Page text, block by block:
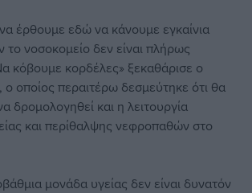
έρθουμε εδώ να κάνουμε εγκαίνια
το νοσοκομείο δεν είναι πλήρως
κόβουμε κορδέλες» ξεκαθάρισε ο
οποίος περαιτέρω δεσμεύτηκε ότι θα
δρομολογηθεί και η λειτουργία
και περίθαλψης νεφροπαθών στο
μονάδα υγείας δεν είναι δυνατόν